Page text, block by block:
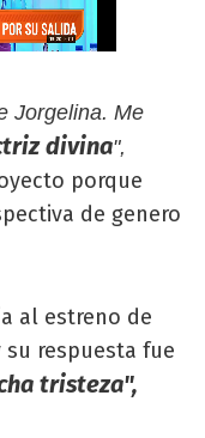
Jorgelina. Me
divina",
porque
de genero
al estreno de
su respuesta fue
tristeza",